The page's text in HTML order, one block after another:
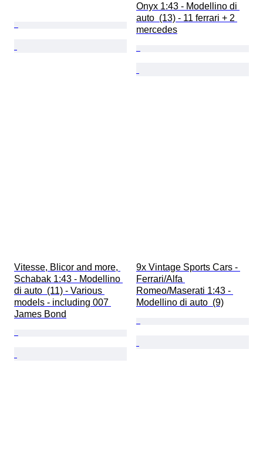
Onyx 1:43 - Modellino di
auto  (13) - 11 ferrari + 2
mercedes
Vitesse, Blicor and more,
Schabak 1:43 - Modellino
di auto  (11) - Various
models - including 007
James Bond
9x Vintage Sports Cars -
Ferrari/Alfa
Romeo/Maserati 1:43 -
Modellino di auto  (9)